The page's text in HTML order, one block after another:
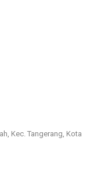
Kec. Tangerang, Kota